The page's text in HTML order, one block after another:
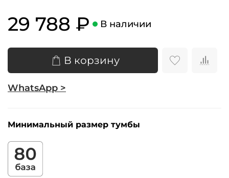
29 788 ₽ В наличии
В корзину
WhatsApp >
Минимальный размер тумбы